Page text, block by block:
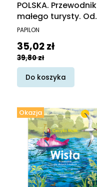
POLSKA. Przewodnik
małego turysty. Od
morza do gór
PRODUCENT
PAPILON
Cena promocyjna
35,02 zł
39,80 zł
Do koszyka
Okazja